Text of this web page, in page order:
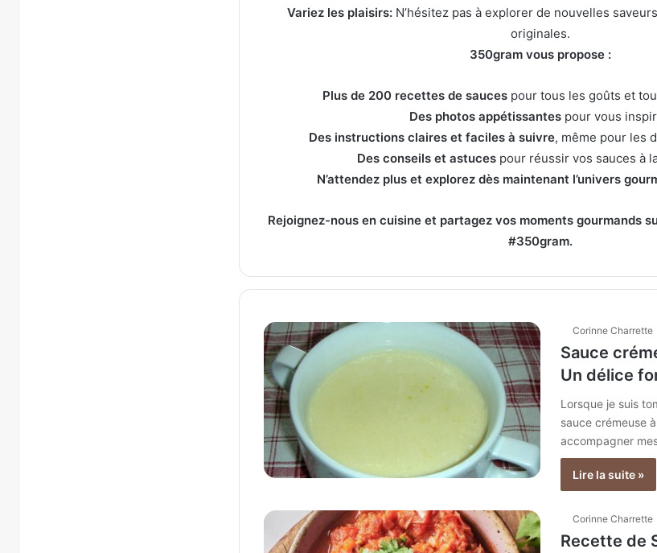
Variez les plaisirs: N’hésitez pas à explorer de nouvelles
originales.
350gram vous propose :
Plus de 200 recettes de sauces pour tous les goûts et
Des photos appétissantes pour vous
Des instructions claires et faciles à suivre, même pour les
Des conseils et astucespour réussir vos sauces à
N’attendez plus et explorez dès maintenant l’univers
Rejoignez-nous en cuisine et partagez vos moments gourmands
#350gram.
Corinne Charrette
Sauce
Un délice
Lorsque je suis
sauce crémeuse
accompagner
Lire la suite »
Corinne Charrette
Recette de